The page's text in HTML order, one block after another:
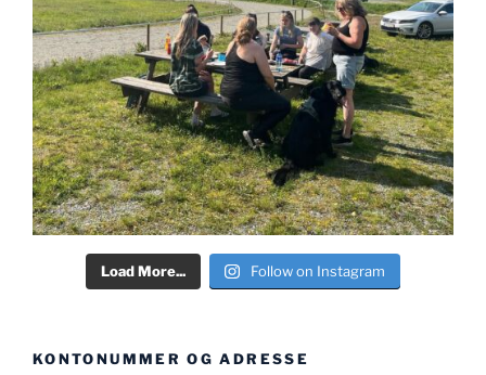
Load More... Follow on Instagram
KONTONUMMER OG ADRESSE